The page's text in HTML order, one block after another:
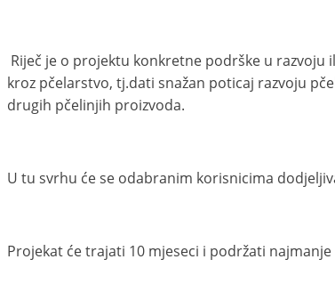
Riječ je o projektu konkretne podrške u
kroz pčelarstvo, tj.dati snažan poticaj razvoju
drugih pčelinjih proizvoda.
U tu svrhu će se odabranim korisnicima
Projekat će trajati 10 mjeseci i podržati